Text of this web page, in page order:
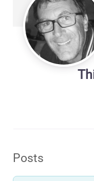
Posts